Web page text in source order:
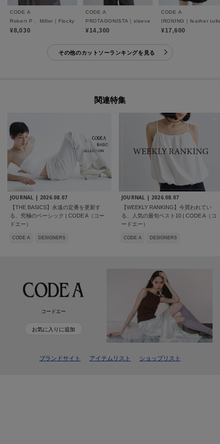
CODE A
Robert P． Miller｜Flocky SS tee
¥8,030
CODE A
PROTAGONISTA｜sleeveless tee
¥14,300
CODE A
IRONING｜feather
¥17,600
その他のカットソーランキングを見る
関連特集
JOURNAL | 2026.08.07
【THE BASICS】永遠の定番を更新す
る、究極のベーシック | CODE A（コー
ドエー）
CODE A DESIGNERS
JOURNAL | 2026.08.07
【WEEKLY RANKING】今買われてい
る、人気の最旬ベスト10 | CODE A（コ
ードエー）
CODE A DESIGNERS
コードエー
お気に入りに追加
ブランドサイト アイテムリスト ショップリスト